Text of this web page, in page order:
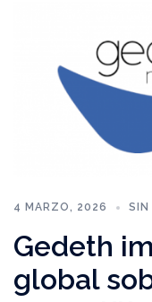
4 MARZO, 2026 SIN
Gedeth
global